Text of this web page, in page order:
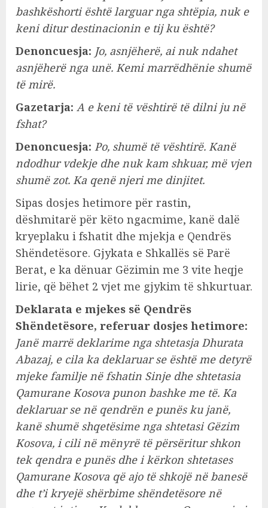
bashkëshorti është larguar nga shtëpia, nuk e
keni ditur destinacionin e tij ku është?
Denoncuesja: Jo, asnjëherë, ai nuk ndahet
asnjëherë nga unë. Kemi marrëdhënie shumë
të mirë.
Gazetarja: A e keni të vështirë të dilni ju në
fshat?
Denoncuesja: Po, shumë të vështirë. Kanë
ndodhur vdekje dhe nuk kam shkuar, më vjen
shumë zot. Ka qenë njeri me dinjitet.
Sipas dosjes hetimore për rastin,
dëshmitarë për këto ngacmime, kanë dalë
kryeplaku i fshatit dhe mjekja e Qendrës
Shëndetësore. Gjykata e Shkallës së Parë
Berat, e ka dënuar Gëzimin me 3 vite heqje
lirie, që bëhet 2 vjet me gjykim të shkurtuar.
Deklarata e mjekes së Qendrës
Shëndetësore, referuar dosjes hetimore:
Janë marrë deklarime nga shtetasja Dhurata
Abazaj, e cila ka deklaruar se është me detyrë
mjeke familje në fshatin Sinje dhe shtetasia
Qamurane Kosova punon bashke me të. Ka
deklaruar se në qendrën e punës ku janë,
kanë shumë shqetësime nga shtetasi Gëzim
Kosova, i cili në mënyrë të përsëritur shkon
tek qendra e punës dhe i kërkon shtetases
Qamurane Kosova që ajo të shkojë në banesë
dhe t’i kryejë shërbime shëndetësore në